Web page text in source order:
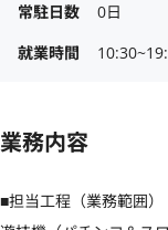
常駐日数
0日
就業時間
業務内容
■担当工程（業務範囲）